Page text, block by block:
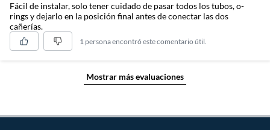
Fácil de instalar, solo tener cuidado de pasar todos los tubos, o-
rings y dejarlo en la posición final antes de conectar las dos
cañerías.
1 persona encontró este comentario útil.
Mostrar más evaluaciones